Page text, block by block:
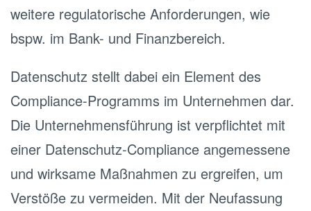
weitere regulatorische Anforderungen, wie
bspw. im Bank- und Finanzbereich.
Datenschutz stellt dabei ein Element des
Compliance-Programms im Unternehmen dar.
Die Unternehmensführung ist verpflichtet mit
einer Datenschutz-Compliance angemessene
und wirksame Maßnahmen zu ergreifen, um
Verstöße zu vermeiden. Mit der Neufassung